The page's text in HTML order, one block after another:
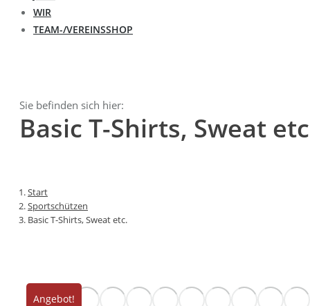
WIR
TEAM-/VEREINSSHOP
Basic T-Shirts, Sweat
Sie befinden sich hier:
Start
Sportschützen
Basic T-Shirts, Sweat etc.
Angebot!